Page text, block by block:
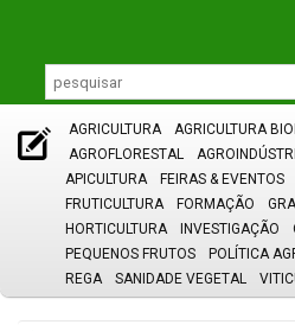
AGRICULTURA AGRICULTURA
AGROFLORESTAL
APICULTURA
FEIRAS & EVENTOS
FRUTICULTURA
FORMAÇÃO
HORTICULTURA
INVESTIGAÇÃO
PEQUENOS FRUTOS
POLÍTICA
REGA
SANIDADE VEGETAL